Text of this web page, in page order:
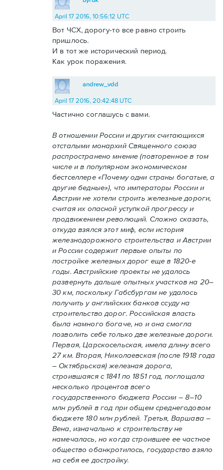
April 17 2016, 10:56:12 UTC
Вот ЧСХ, дорогу-то все равно строить
пришлось.
И в тот же исторический период.
Как урок поражения.
andrew_vdd
April 17 2016, 20:42:48 UTC
Частично соглашусь с вами.
В отношении России и других считающихся
отсталыми монархий Священного союза
распространено мнение (повторенное в том
числе и в популярном экономическом
бестселлере «Почему одни страны богатые, а
другие бедные»), что императоры России и
Австрии не хотели строить железные дороги,
считая их опасной уступкой прогрессу и
продвижением революций. Сложно сказать,
откуда взялся этот миф, если история
железнодорожного строительства и Австрии
и России содержит первые опыты по
постройке железных дорог еще в 1820-е
годы. Австрийские проекты не удалось
развернуть дальше опытных участков на 20–
30 км, поскольку Габсбургам не удалось
получить у английских банков ссуду на
строительство дорог. Российская власть
была намного богаче, но и она смогла
позволить себе только две железные дороги.
Первая, Царскосельская, имела длину всего
27 км. Вторая, Николаевская (после 1918 года
– Октябрьская) железная дорога,
строившаяся с 1841 по 1851 год, поглощала
несколько процентов всего
государственного бюджета России – 8–10
млн рублей в год при общем среднегодовом
бюджете 180 млн рублей. Третья, Варшава –
Вена, изначально к строительству не
намечалась, но когда строившее ее частное
общество обанкротилось, государство взяло
на себя ее достройку.